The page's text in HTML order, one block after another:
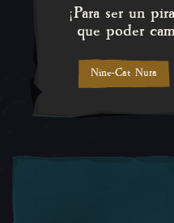
¡Para ser un
que poder
Nine-Cat Nura